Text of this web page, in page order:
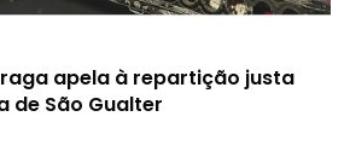
apela à repartição justa
de São Gualter